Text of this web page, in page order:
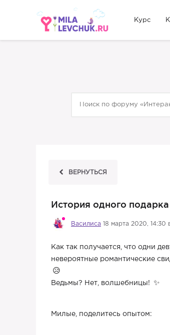
Курс
ВЕРНУТЬСЯ
История одного подарка
Василиса 18 марта 2020, 14:30
Как так получается, что одни
невероятные романтические
Ведьмы? Нет, волшебницы!
Милые, поделитесь опытом: